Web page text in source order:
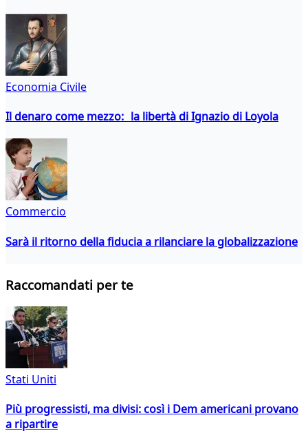
Economia Civile
Il denaro come mezzo: la libertà di Ignazio di Loyola
Commercio
Sarà il ritorno della fiducia a rilanciare la globalizzazione
Raccomandati per te
Stati Uniti
Più progressisti, ma divisi: così i Dem americani provano
a ripartire